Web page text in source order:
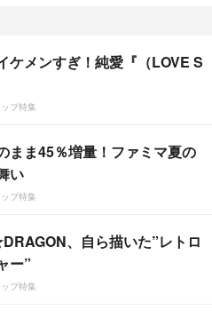
ケメンすぎ！純愛『（LOVE S
プ特集
まま45％増量！ファミマ夏の
い
プ特集
、自ら描いた”レトロ
ー”
プ特集